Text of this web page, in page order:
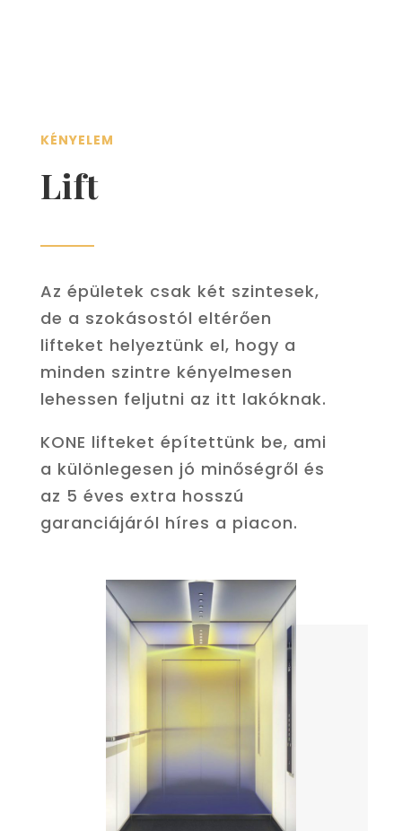
KÉNYELEM
Lift
Az épületek csak két szintesek,
de a szokásostól eltérően
lifteket helyeztünk el, hogy a
minden szintre kényelmesen
lehessen feljutni az itt lakóknak.
KONE lifteket építettünk be, ami
a különlegesen jó minőségről és
az 5 éves extra hosszú
garanciájáról híres a piacon.